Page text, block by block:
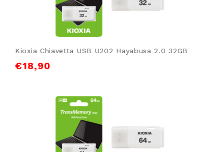
Kioxia Chiavetta USB U202 Hayabusa 2.0 32GB
€18,90